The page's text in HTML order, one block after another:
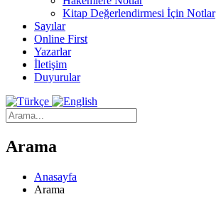
Kitap Değerlendirmesi İçin Notlar
Sayılar
Online First
Yazarlar
İletişim
Duyurular
Arama
Anasayfa
Arama